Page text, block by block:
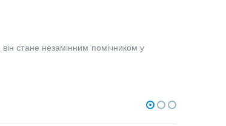
він стане незамінним помічником у